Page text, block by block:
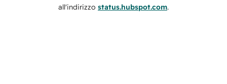
all'indirizzo status.hubspot.com.